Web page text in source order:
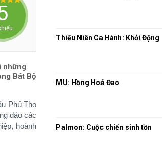
những
Bát Bộ
Phú Thọ
đảo các
hoành
Thiếu Niên Ca Hành: Khởi Động
MU: Hồng Hoả Đao
Palmon: Cuộc chiến sinh tồn